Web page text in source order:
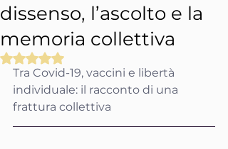
dissenso, l’ascolto e la
memoria collettiva
Valutazione NaN stelle su 5.
Tra Covid-19, vaccini e libertà
individuale: il racconto di una
frattura collettiva